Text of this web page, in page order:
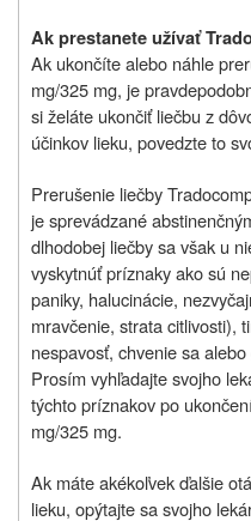
Ak prestanete užívať
Ak ukončíte alebo náhle
mg/325 mg, je
si želáte ukončiť liečbu z
účinkov lieku, povedzte to
Prerušenie liečby
je sprevádzané
dlhodobej liečby sa však u
vyskytnúť príznaky ako sú
paniky, halucinácie,
mravčenie, strata citlivosti),
nespavosť, chvenie sa
Prosím vyhľadajte svojho
týchto príznakov po
mg/325 mg.
Ak máte akékoľvek ďalšie
lieku, opýtajte sa svojho